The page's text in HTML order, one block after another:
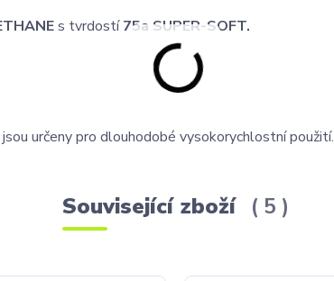
s tvrdostí75a SUPER-SOFT.
určeny pro dlouhodobé vysokorychlostní použití.
Související zboží 5